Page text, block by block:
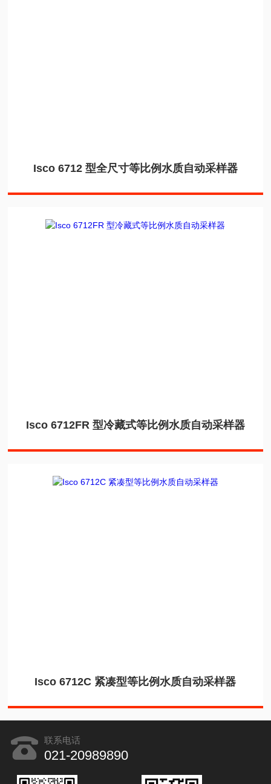
Isco 6712 型全尺寸等比例水质自动采样器
Isco 6712FR 型冷藏式等比例水质自动采样器
Isco 6712C 紧凑型等比例水质自动采样器
联系电话
021-20989890